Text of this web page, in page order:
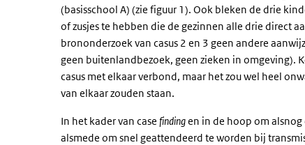
(basisschool A) (zie figuur 1). Ook bleken de drie
of zusjes te hebben die de gezinnen alle drie direct
brononderzoek van casus 2 en 3 geen andere
geen buitenlandbezoek, geen zieken in omgeving).
casus met elkaar verbond, maar het zou wel heel
van elkaar zouden staan.
In het kader van case findingen in de hoop om
alsmede om snel geattendeerd te worden bij